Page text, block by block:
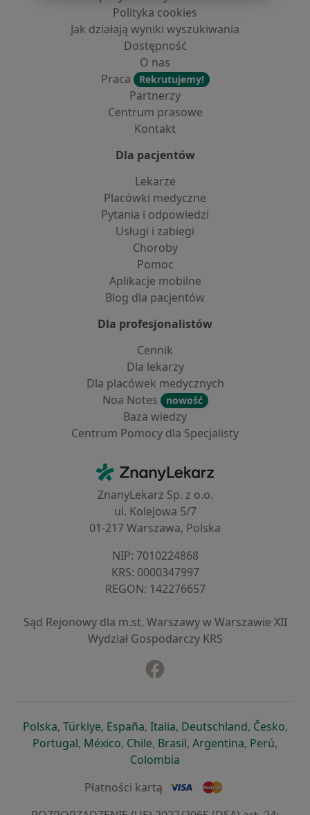
Polityka cookies
Jak działają wyniki wyszukiwania
Dostępność
O nas
Praca
Rekrutujemy!
Partnerzy
Centrum prasowe
Kontakt
Dla pacjentów
Lekarze
Placówki medyczne
Pytania i odpowiedzi
Usługi i zabiegi
Choroby
Pomoc
Aplikacje mobilne
Blog dla pacjentów
Dla profesjonalistów
Cennik
Dla lekarzy
Dla placówek medycznych
Noa Notes
nowość
Baza wiedzy
Centrum Pomocy dla Specjalisty
ZnanyLekarz - Strona główna
ZnanyLekarz Sp. z o.o.
ul. Kolejowa 5/7
01-217 Warszawa, Polska
NIP: ⁠7010224868
KRS: ⁠0000347997
REGON: ⁠142276657
Sąd Rejonowy dla m.st. Warszawy w Warszawie XII
Wydział Gospodarczy KRS
Polskaotwiera się w nowej karcie
, Türkiyeotwiera się w nowej karcie
, Españaotwiera się w nowej karcie
, Italiaotwiera się w nowej
, Deutschlandotwiera się
, Česko,
Portugalotwiera się w nowej karcie
, Méxicootwiera się w nowej karcie
, Chileotwiera się w nowej karcie
, Brasilotwiera się w nowej
, Argentinaotwiera się
, Perú,
Colombia
Płatności kartą